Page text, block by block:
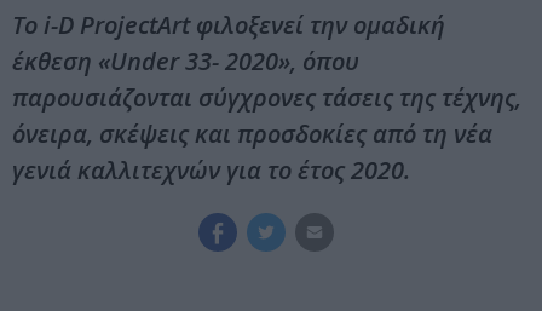
To i-D ProjectArt φιλοξενεί την ομαδική
έκθεση «Under 33- 2020», όπου
παρουσιάζονται σύγχρονες τάσεις της τέχνης,
όνειρα, σκέψεις και προσδοκίες από τη νέα
γενιά καλλιτεχνών για το έτος 2020.